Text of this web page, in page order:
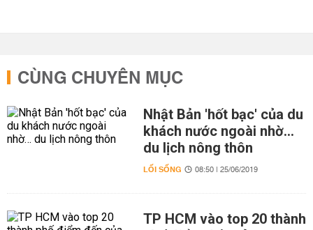
CÙNG CHUYÊN MỤC
Nhật Bản 'hốt bạc' của du
khách nước ngoài nhờ…
du lịch nông thôn
LỐI SỐNG 08:50 | 25/06/2019
TP HCM vào top 20 thành